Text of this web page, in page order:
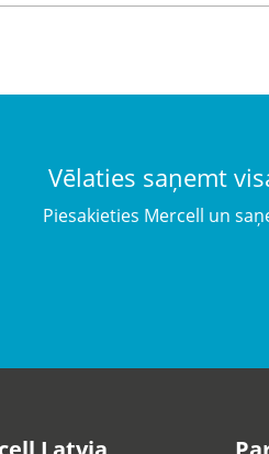
Vēlaties saņemt
Piesakieties Mercell un